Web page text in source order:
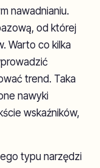
nawadnianiu.
od której
Warto co kilka
trend. Taka
nawyki
wskaźników,
typu narzędzi